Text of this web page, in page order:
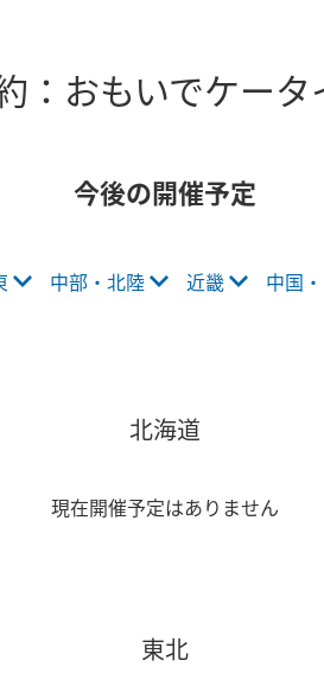
：おもいでケータ
今後の開催予定
中部・北陸 近畿 中国
北海道
現在開催予定はありません
東北